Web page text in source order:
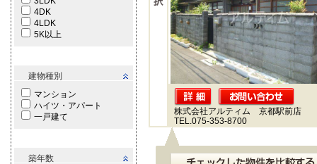
4DK
4LDK
5K以上
建物種別
マンション
ハイツ・アパート
一戸建て
築年数
株式会社アルティム 京都駅前店
TEL.075-353-8700